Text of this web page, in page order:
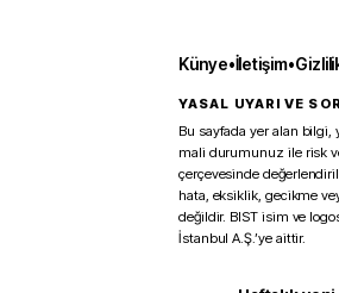
Künye•İletişim•
YASAL UYARI VE
Bu sayfada yer alan bilgi,
mali durumunuz ile risk
çerçevesinde
hata, eksiklik, gecikme
değildir. BIST isim ve
İstanbul A.Ş.’ye aittir.